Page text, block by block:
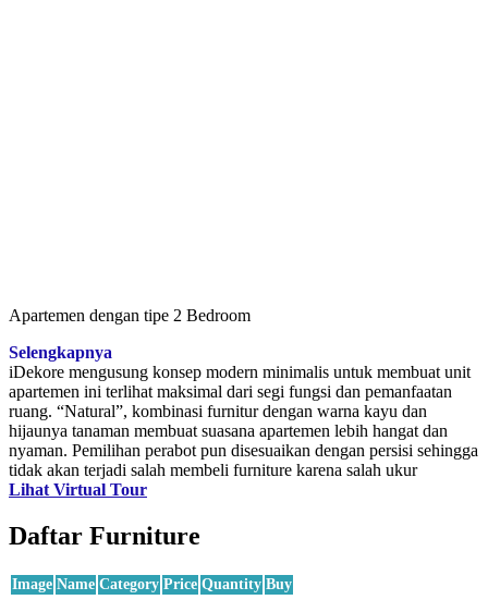
Apartemen dengan tipe 2 Bedroom
Selengkapnya
iDekore mengusung konsep modern minimalis untuk membuat unit
apartemen ini terlihat maksimal dari segi fungsi dan pemanfaatan
ruang. “Natural”, kombinasi furnitur dengan warna kayu dan
hijaunya tanaman membuat suasana apartemen lebih hangat dan
nyaman. Pemilihan perabot pun disesuaikan dengan persisi sehingga
tidak akan terjadi salah membeli furniture karena salah ukur
Lihat Virtual Tour
Daftar Furniture
Image Name Category Price Quantity Buy